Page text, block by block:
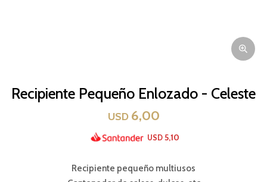
Recipiente Pequeño Enlozado - Celeste
USD 6,00
USD 5,10
Recipiente pequeño multiusos